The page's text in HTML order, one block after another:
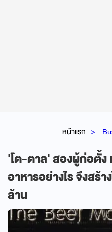
หน้าแรก
'โต-ตาล' สองผู้ก่อตั้ง
อาหารอย่างไร จึงสร้
ล้าน